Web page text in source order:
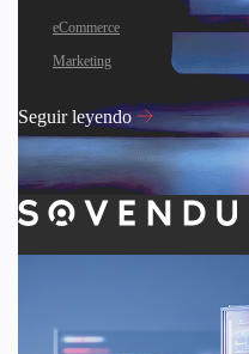
eCommerce
Marketing
Seguir leyendo